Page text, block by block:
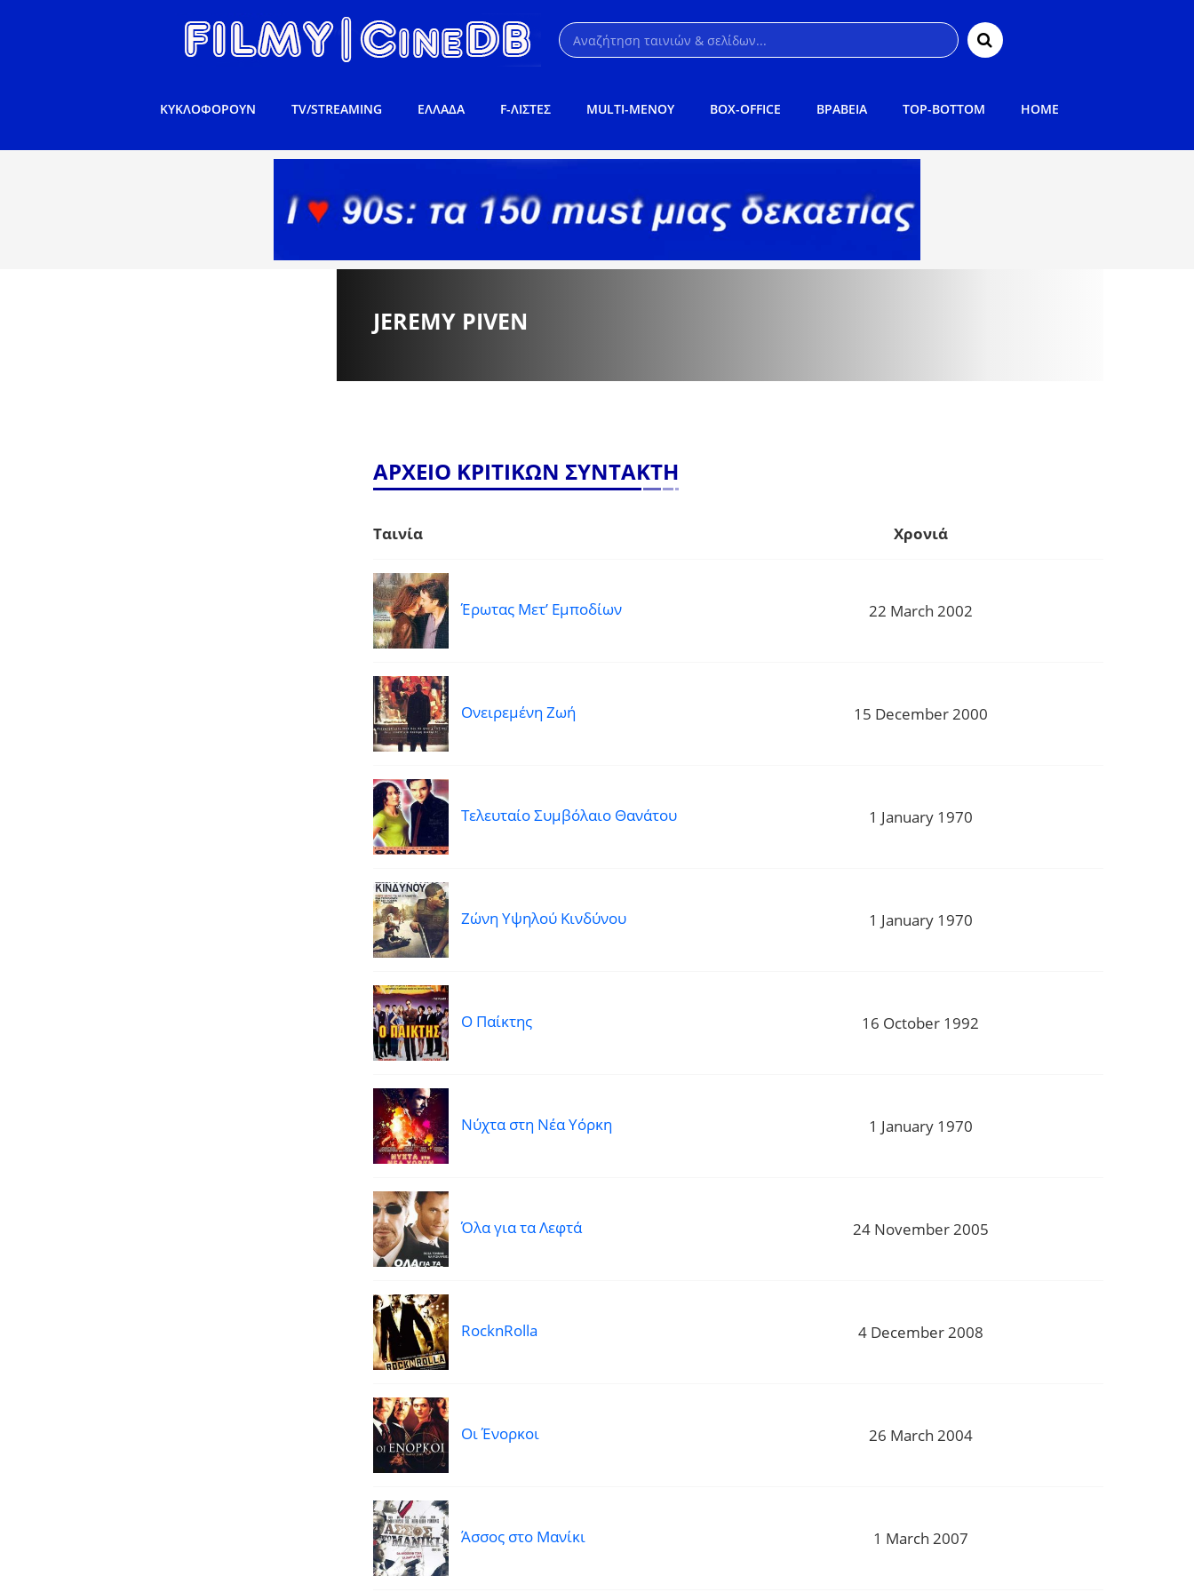
ΚΥΚΛΟΦΟΡΟΥΝ TV/STREAMING ΕΛΛΑΔΑ F-ΛΙΣΤΕΣ MULTI-ΜΕΝΟΥ BOX-OFFICE ΒΡΑΒΕΙΑ TOP-BOTTOM HOME
JEREMY PIVEN
ΑΡΧΕΙΟ ΚΡΙΤΙΚΩΝ ΣΥΝΤΑΚΤΗ
Ταινία Χρονιά
Έρωτας Μετ’ Εμποδίων 22 March 2002
Ονειρεμένη Ζωή 15 December 2000
Τελευταίο Συμβόλαιο Θανάτου 1 January 1970
Ζώνη Υψηλού Κινδύνου 1 January 1970
Ο Παίκτης 16 October 1992
Νύχτα στη Νέα Υόρκη 1 January 1970
Όλα για τα Λεφτά 24 November 2005
RocknRolla 4 December 2008
Οι Ένορκοι 26 March 2004
Άσσος στο Μανίκι 1 March 2007